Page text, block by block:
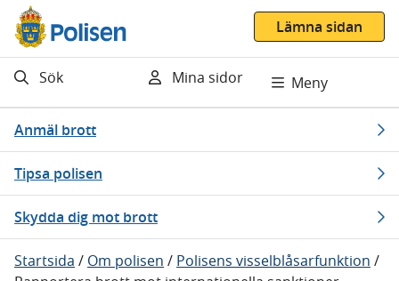
Gå direkt till innehåll
Lämna sidan
Sök Mina sidor Meny
Anmäl brott
Tipsa polisen
Skydda dig mot brott
Startsida / Om polisen / Polisens visselblåsarfunktion /